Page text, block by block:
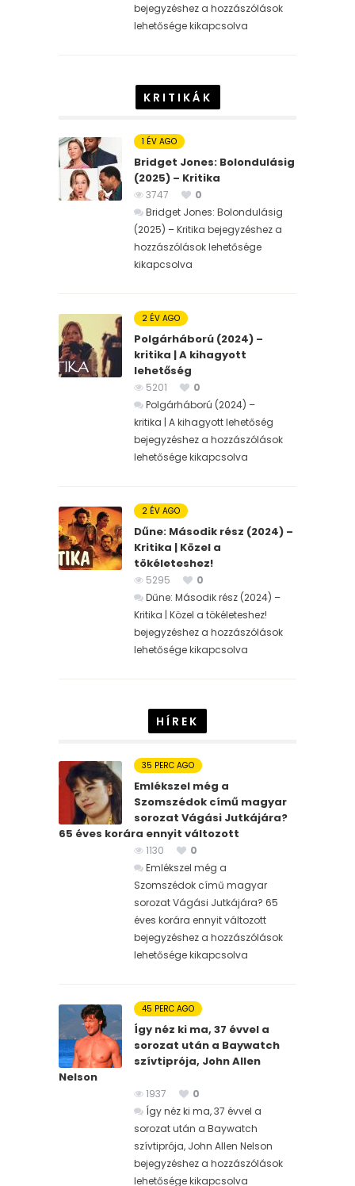
bejegyzéshez a hozzászólások
lehetősége kikapcsolva
KRITIKÁK
1 ÉV AGO
Bridget Jones: Bolondulásig
(2025) – Kritika
3747
0
Bridget Jones: Bolondulásig
(2025) – Kritika bejegyzéshez a
hozzászólások lehetősége
kikapcsolva
2 ÉV AGO
Polgárháború (2024) –
kritika | A kihagyott
lehetőség
5201
0
Polgárháború (2024) –
kritika | A kihagyott lehetőség
bejegyzéshez a hozzászólások
lehetősége kikapcsolva
2 ÉV AGO
Dűne: Második rész (2024) –
Kritika | Közel a
tökéleteshez!
5295
0
Dűne: Második rész (2024) –
Kritika | Közel a tökéleteshez!
bejegyzéshez a hozzászólások
lehetősége kikapcsolva
HÍREK
35 PERC AGO
Emlékszel még a
Szomszédok című magyar
sorozat Vágási Jutkájára?
65 éves korára ennyit változott
1130
0
Emlékszel még a
Szomszédok című magyar
sorozat Vágási Jutkájára? 65
éves korára ennyit változott
bejegyzéshez a hozzászólások
lehetősége kikapcsolva
45 PERC AGO
Így néz ki ma, 37 évvel a
sorozat után a Baywatch
szívtiprója, John Allen
Nelson
1937
0
Így néz ki ma, 37 évvel a
sorozat után a Baywatch
szívtiprója, John Allen Nelson
bejegyzéshez a hozzászólások
lehetősége kikapcsolva